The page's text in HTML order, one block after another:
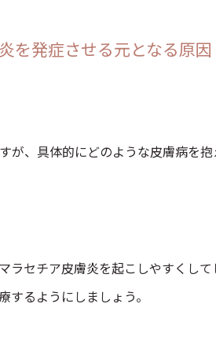
を発症させる元となる原因
が、具体的にどのような皮膚病を
ラセチア皮膚炎を起こしやすくし
るようにしましょう。